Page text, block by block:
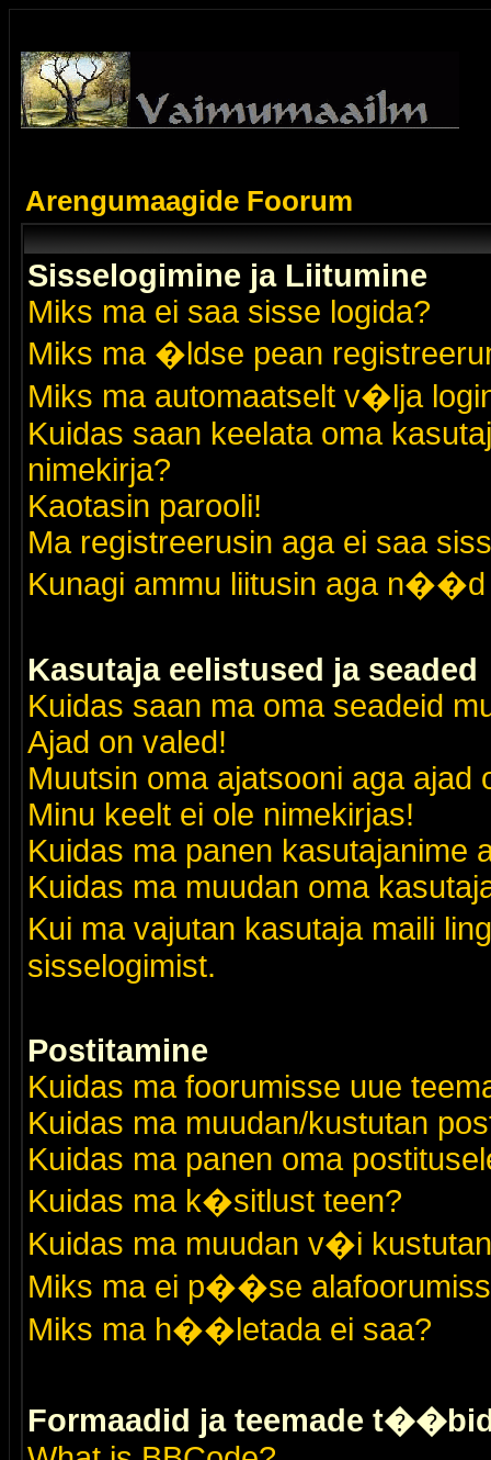
Arengumaagide Foorum
Sisselogimine ja Liitumine
Miks ma ei saa sisse logida?
Miks ma �ldse pean
Miks ma automaatselt v�lja
Kuidas saan keelata oma
nimekirja?
Kaotasin parooli!
Ma registreerusin aga ei saa
Kunagi ammu liitusin aga n��d
Kasutaja eelistused ja seaded
Kuidas saan ma oma seadeid
Ajad on valed!
Muutsin oma ajatsooni aga ajad
Minu keelt ei ole nimekirjas!
Kuidas ma panen kasutajanime
Kuidas ma muudan oma
Kui ma vajutan kasutaja maili
sisselogimist.
Postitamine
Kuidas ma foorumisse uue
Kuidas ma muudan/kustutan
Kuidas ma panen oma
Kuidas ma k�sitlust teen?
Kuidas ma muudan v�i
Miks ma ei p��se
Miks ma h��letada ei saa?
Formaadid ja teemade